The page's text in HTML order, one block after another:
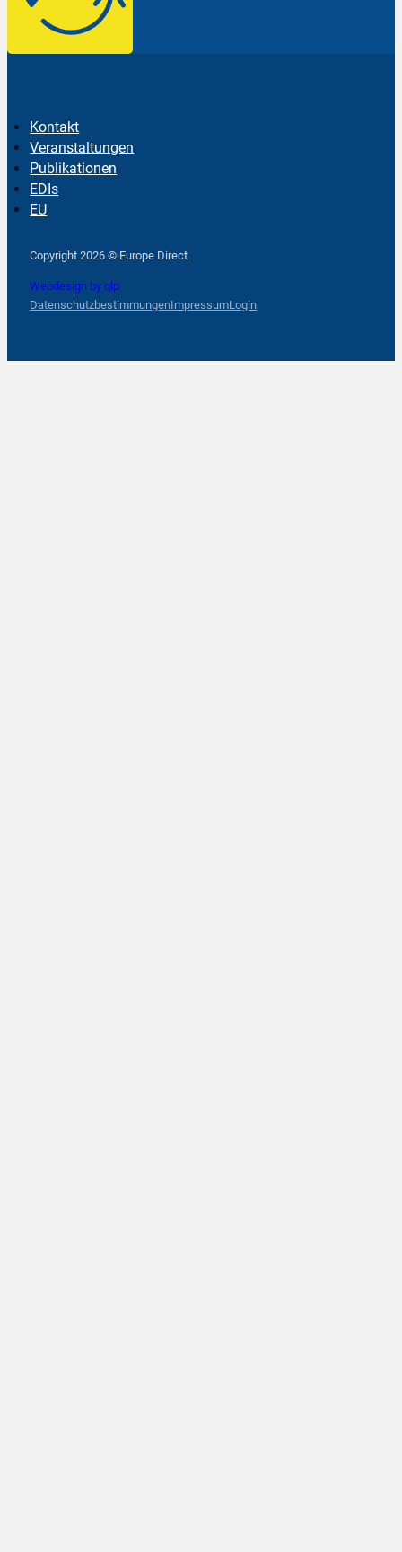
Kontakt
Veranstaltungen
Publikationen
EDIs
EU
Copyright 2026 © Europe Direct
Webdesign by qlp
DatenschutzbestimmungenImpressumLogin